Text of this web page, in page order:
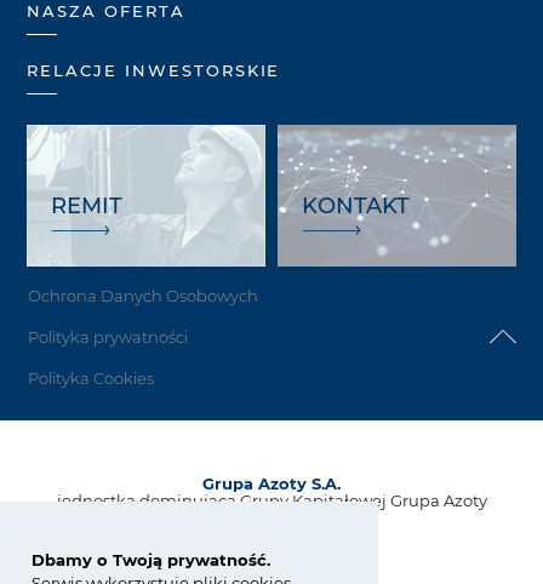
Dbamy o Twoją prywatność.
NASZA OFERTA
RELACJE INWESTORSKIE
REMIT KONTAKT
Ochrona Danych Osobowych
Polityka prywatności
Polityka Cookies
Grupa Azoty S.A.
jednostka dominująca Grupy Kapitałowej Grupa Azoty
33-101 Tarnów, Polska